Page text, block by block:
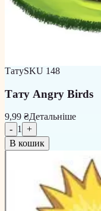
ТатуSKU 148
Тату Angry Birds
9,99 ₴Детальніше
- 1
+
В кошик